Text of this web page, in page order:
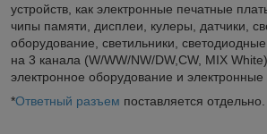
устройств, как электронные печатные
чипы памяти, дисплеи, кулеры, датчики,
оборудование, светильники,
на 3 канала (W/WW/NW/DW,CW, MIX
электронное оборудование и электронные
*Ответный разъем поставляется отдельно.